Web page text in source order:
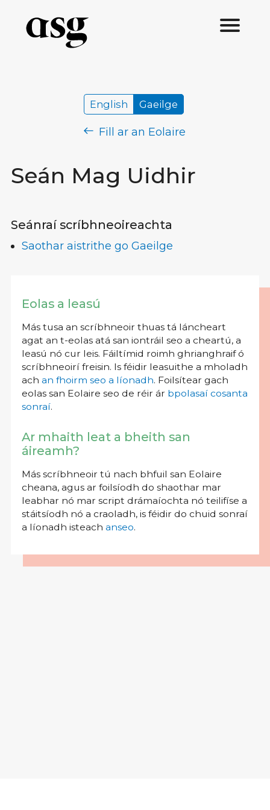
Seán Mag Uidhir
English Gaeilge
Fill ar an Eolaire
Seánraí scríbhneoireachta
Saothar aistrithe go Gaeilge
Eolas a leasú
Más tusa an scríbhneoir thuas tá láncheart
agat an t-eolas atá san iontráil seo a cheartú, a
leasú nó cur leis. Fáiltímid roimh ghrianghraif ó
scríbhneoirí freisin. Is féidir leasuithe a mholadh
ach an fhoirm seo a líonadh. Foilsítear gach
eolas san Eolaire seo de réir ár bpolasaí cosanta
sonraí.
Ar mhaith leat a bheith san
áireamh?
Más scríbhneoir tú nach bhfuil san Eolaire
cheana, agus ar foilsíodh do shaothar mar
leabhar nó mar script drámaíochta nó teilifíse a
stáitsíodh nó a craoladh, is féidir do chuid sonraí
a líonadh isteach anseo.